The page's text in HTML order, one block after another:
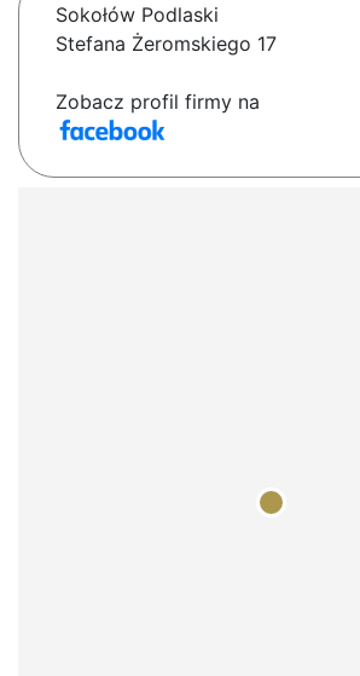
Sokołów Podlaski
Stefana Żeromskiego 17
Zobacz profil firmy na